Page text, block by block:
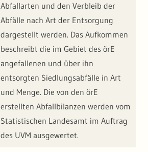
Abfallarten und den Verbleib der
Abfälle nach Art der Entsorgung
dargestellt werden. Das Aufkommen
beschreibt die im Gebiet des örE
angefallenen und über ihn
entsorgten Siedlungsabfälle in Art
und Menge. Die von den örE
erstellten Abfallbilanzen werden vom
Statistischen Landesamt im Auftrag
des UVM ausgewertet.